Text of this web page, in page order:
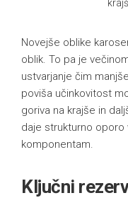
Novejše oblike
oblik. To pa je
ustvarjanje čim
poviša učinkovitost
goriva na krajše in
daje strukturno
komponentam.
Ključni